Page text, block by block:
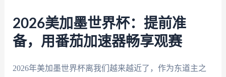
2026美加墨世界杯：提前准
备，用番茄加速器畅享观赛
2026年美加墨世界杯离我们越来越近了，作为东道主之